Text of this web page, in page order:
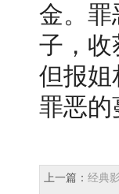
金。罪
子，收
但报姐
罪恶的
上一篇： 经典